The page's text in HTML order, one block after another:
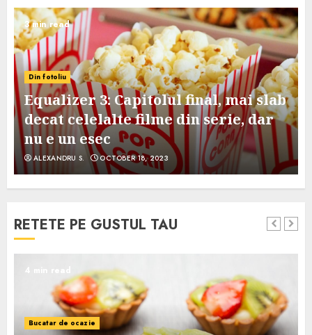
3 min read
Din fotoliu
Equalizer 3: Capitolul final, mai slab
decat celelalte filme din serie, dar
nu e un esec
ALEXANDRU S. OCTOBER 18, 2023
RETETE PE GUSTUL TAU
4 min read
Bucatar de ocazie